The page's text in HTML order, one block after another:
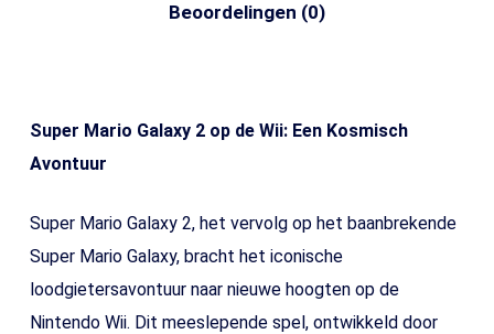
Beoordelingen (0)
Super Mario Galaxy 2 op de Wii: Een Kosmisch
Avontuur
Super Mario Galaxy 2, het vervolg op het baanbrekende
Super Mario Galaxy, bracht het iconische
loodgietersavontuur naar nieuwe hoogten op de
Nintendo Wii. Dit meeslepende spel, ontwikkeld door